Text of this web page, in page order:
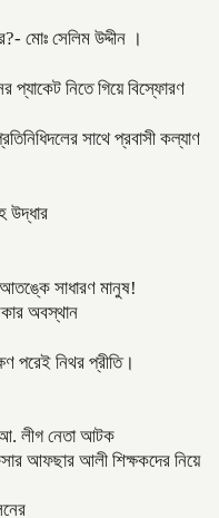
মোঃ সেলিম উদ্দীন ।
প্যাকেট নিতে গিয়ে বিস্ফোরণ
সাথে প্রবাসী কল্যাণ
উদ্ধার
আতঙ্কে সাধারণ মানুষ!
অবস্থান
পরেই নিথর প্রীতি।
আ. লীগ নেতা আটক
আফছার আলী শিক্ষকদের নিয়ে